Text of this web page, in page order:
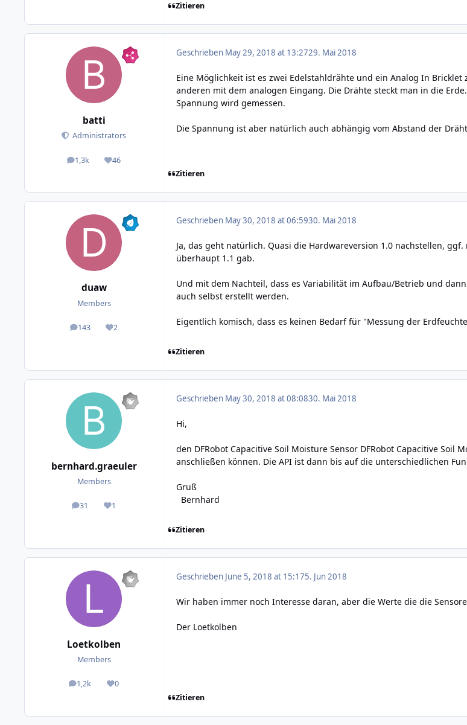
Zitieren
batti
Administrators
1,3k
posts 46
Reputation
Geschrieben May 29, 2018 at 13:2729. Mai 2018
Eine Möglichkeit ist es zwei Edelstahldrähte und ein Analog In
anderen mit dem analogen Eingang. Die Drähte steckt man in die
Spannung wird gemessen.
Die Spannung ist aber natürlich auch abhängig vom Abstand der
Zitieren
duaw
Members
143
posts 2
Reputation
Geschrieben May 30, 2018 at 06:5930. Mai 2018
Ja, das geht natürlich. Quasi die Hardwareversion 1.0 nachstellen,
überhaupt 1.1 gab.
Und mit dem Nachteil, dass es Variabilität im Aufbau/Betrieb und
auch selbst erstellt werden.
Eigentlich komisch, dass es keinen Bedarf für "Messung der
Zitieren
bernhard.graeuler
Members
31
posts 1
Reputation
Geschrieben May 30, 2018 at 08:0830. Mai 2018
Hi,
den DFRobot Capacitive Soil Moisture Sensor DFRobot Capacitive Soil
anschließen können. Die API ist dann bis auf die unterschiedlichen
Gruß
Bernhard
Zitieren
Loetkolben
Members
1,2k
posts 0
Reputation
Geschrieben June 5, 2018 at 15:175. Jun 2018
Wir haben immer noch Interesse daran, aber die Werte die die
Der Loetkolben
Zitieren